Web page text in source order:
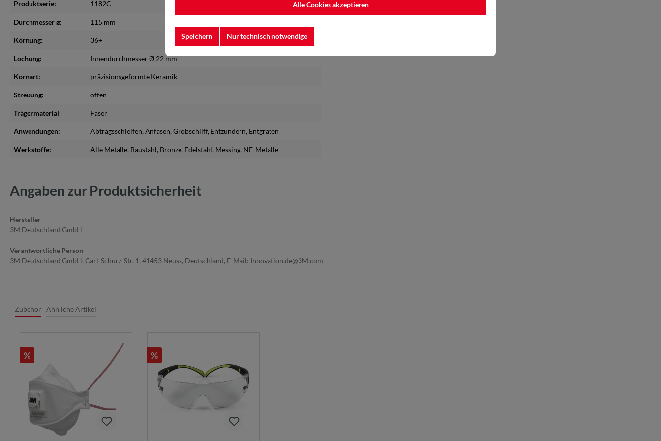
Produktserie: 1182C
Durchmesser ⌀: 115 mm
Körnung: 36+
Lochung: Innendurchmesser Ø 22 mm
Kornart: präzisionsgeformte Keramik
Streuung: offen
Trägermaterial: Faser
Anwendungen: Abtragsschleifen, Anfasen, Grobschliff, Entzundern, Entgraten
Werkstoffe: Alle Metalle, Baustahl, Bronze, Edelstahl, Messing, NE-Metalle
Angaben zur Produktsicherheit
Hersteller
3M Deutschland GmbH
Verantwortliche Person
3M Deutschland GmbH, Carl-Schurz-Str. 1, 41453 Neuss, Deutschland, E-Mail: Innovation.de@3M.com
Zubehör Ähnliche Artikel
% %
Alle Cookies akzeptieren
Speichern Nur technisch notwendige